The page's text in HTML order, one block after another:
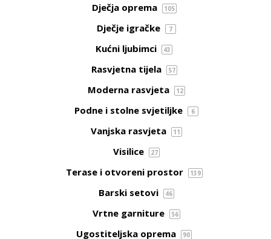
Dječja oprema 105
Dječje igračke 7
Kućni ljubimci 43
Rasvjetna tijela 57
Moderna rasvjeta 12
Podne i stolne svjetiljke 6
Vanjska rasvjeta 11
Visilice 27
Terase i otvoreni prostor 139
Barski setovi 46
Vrtne garniture 56
Ugostiteljska oprema 90